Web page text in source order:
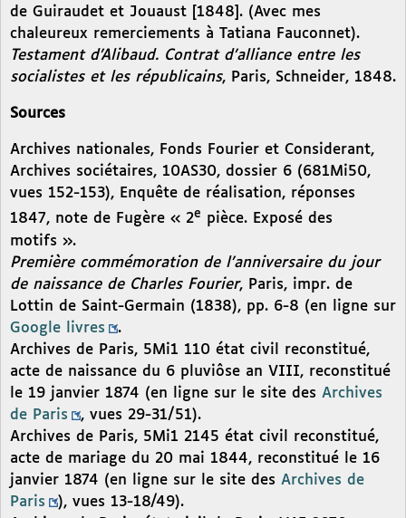
de Guiraudet et Jouaust [1848]. (Avec mes
chaleureux remerciements à Tatiana Fauconnet).
Testament d’Alibaud. Contrat d’alliance entre les
socialistes et les républicains, Paris, Schneider, 1848.
Sources
Archives nationales, Fonds Fourier et Considerant,
Archives sociétaires, 10AS30, dossier 6 (681Mi50,
vues 152-153), Enquête de réalisation, réponses
1847, note de Fugère « 2e pièce. Exposé des
motifs ».
Première commémoration de l’anniversaire du jour
de naissance de Charles Fourier, Paris, impr. de
Lottin de Saint-Germain (1838), pp. 6-8 (en ligne sur
Google livres
.
Archives de Paris, 5Mi1 110 état civil reconstitué,
acte de naissance du 6 pluviôse an VIII, reconstitué
le 19 janvier 1874 (en ligne sur le site des Archives
de Paris
, vues 29-31/51).
Archives de Paris, 5Mi1 2145 état civil reconstitué,
acte de mariage du 20 mai 1844, reconstitué le 16
janvier 1874 (en ligne sur le site des Archives de
Paris
), vues 13-18/49).